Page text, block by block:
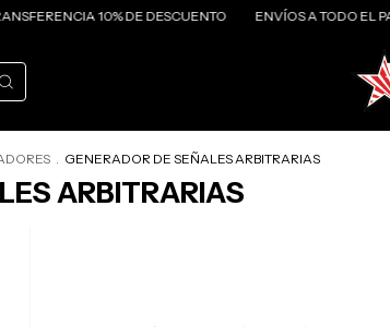
10% DE DESCUENTO ENVÍOS A TODO EL PAÍS
. GENERADOR DE SEÑALES ARBITRARIAS
ARBITRARIAS